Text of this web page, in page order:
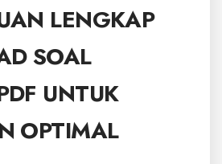
LENGKAP
SOAL
UNTUK
OPTIMAL